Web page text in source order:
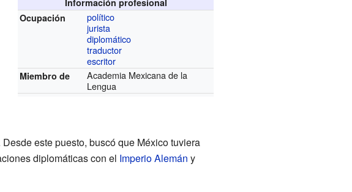
Información profesional
Ocupación
político
jurista
diplomático
traductor
escritor
Miembro de
Academia Mexicana de la
Lengua
este puesto, buscó que México tuviera
diplomáticas con el Imperio Alemán y